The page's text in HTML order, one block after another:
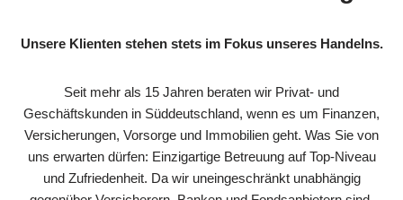
Unsere Klienten stehen stets im Fokus unseres Handelns.
Seit mehr als 15 Jahren beraten wir Privat- und
Geschäftskunden in Süddeutschland, wenn es um Finanzen,
Versicherungen, Vorsorge und Immobilien geht. Was Sie von
uns erwarten dürfen: Einzigartige Betreuung auf Top-Niveau
und Zufriedenheit. Da wir uneingeschränkt unabhängig